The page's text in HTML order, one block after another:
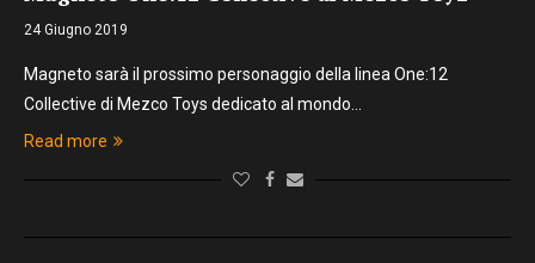
24 Giugno 2019
Magneto sarà il prossimo personaggio della linea One:12
Collective di Mezco Toys dedicato al mondo…
Read more